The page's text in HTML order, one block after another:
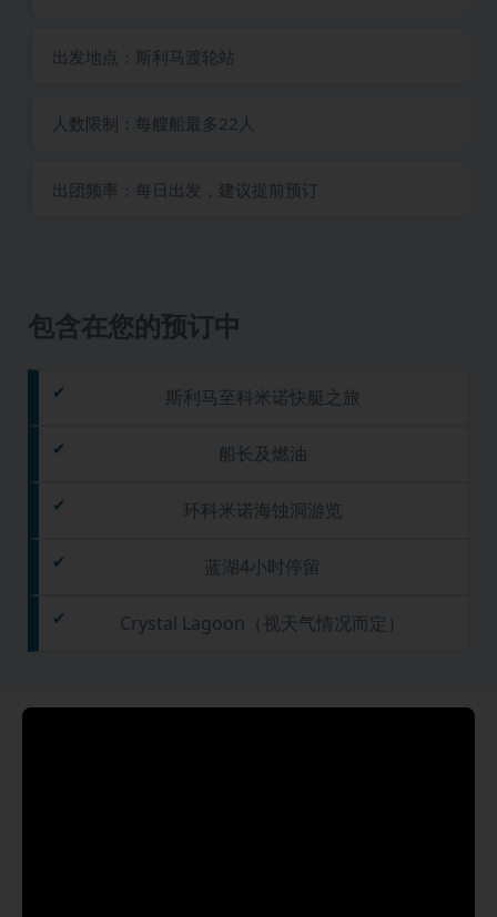
出发地点：斯利马渡轮站
人数限制：每艘船最多22人
出团频率：每日出发，建议提前预订
包含在您的预订中
斯利马至科米诺快艇之旅
船长及燃油
环科米诺海蚀洞游览
蓝湖4小时停留
Crystal Lagoon（视天气情况而定）